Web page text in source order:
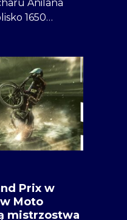
Anilana
1650…
Prix w
Moto
mistrzostwa